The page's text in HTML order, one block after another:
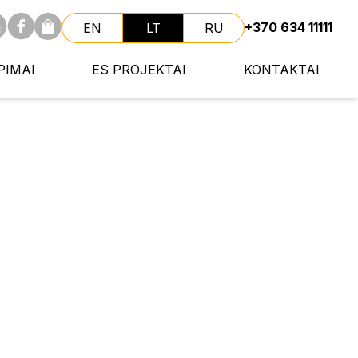
EN LT RU +370 634 11111
ES PROJEKTAI KONTAKTAI